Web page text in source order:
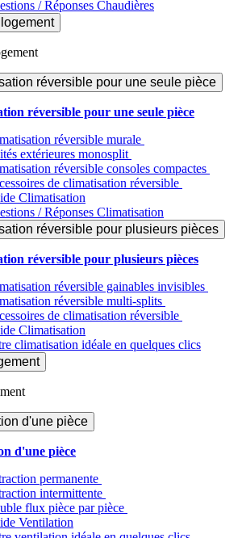
/ Réponses Chaudières
logement
réversible pour une seule pièce
réversible pour une seule pièce
réversible murale
extérieures monosplit
réversible consoles compactes
de climatisation réversible
Climatisation
/ Réponses Climatisation
réversible pour plusieurs pièces
réversible pour plusieurs pièces
réversible gainables invisibles
réversible multi-splits
de climatisation réversible
Climatisation
climatisation idéale en quelques clics
d'une pièce
d'une pièce
permanente
intermittente
flux pièce par pièce
Ventilation